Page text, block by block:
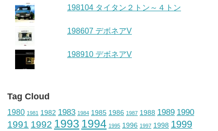
198104 タイタン２トン～４トン
198607 デボネアV
198910 デボネアV
Tag Cloud
1980 1981 1982 1983 1984 1985 1986 1987 1988 1989 1990
1991 1992 1993 1994 1995 1996 1997 1998 1999